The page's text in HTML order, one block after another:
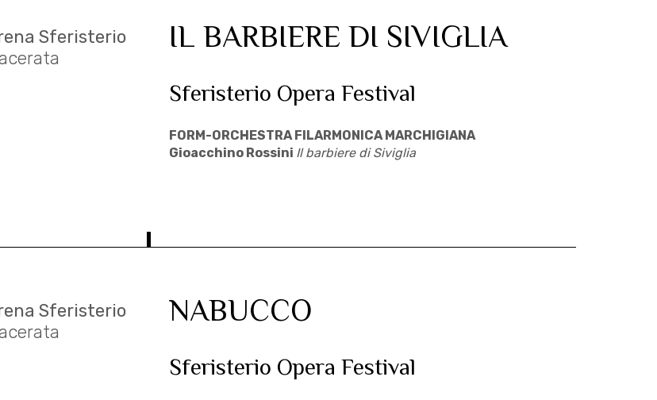
IL BARBIERE DI SIVIGLIA
Sferisterio Opera Festival
FORM-ORCHESTRA FILARMONICA MARCHIGIANA
Gioacchino Rossini Il barbiere di Siviglia
Sferisterio
NABUCCO
Sferisterio Opera Festival
Sferisterio